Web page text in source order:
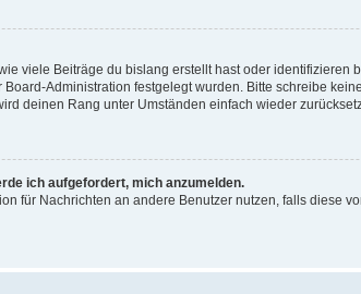
viele Beiträge du bislang erstellt hast oder
Administration festgelegt wurden. Bitte schreibe
deinen Rang unter Umständen einfach wieder
ich aufgefordert, mich anzumelden.
für Nachrichten an andere Benutzer nutzen, falls diese